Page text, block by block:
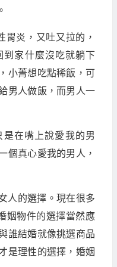
胃炎，又吐又拉的，
到家什麼沒吃就躺下
小菁想吃點稀飯，可
男人做飯，而男人一
在嘴上說愛我的男
個真心愛我的男人，
人的選擇。現在很多
姻物件的選擇當然應
誰結婚就像挑選商品
是理性的選擇，婚姻